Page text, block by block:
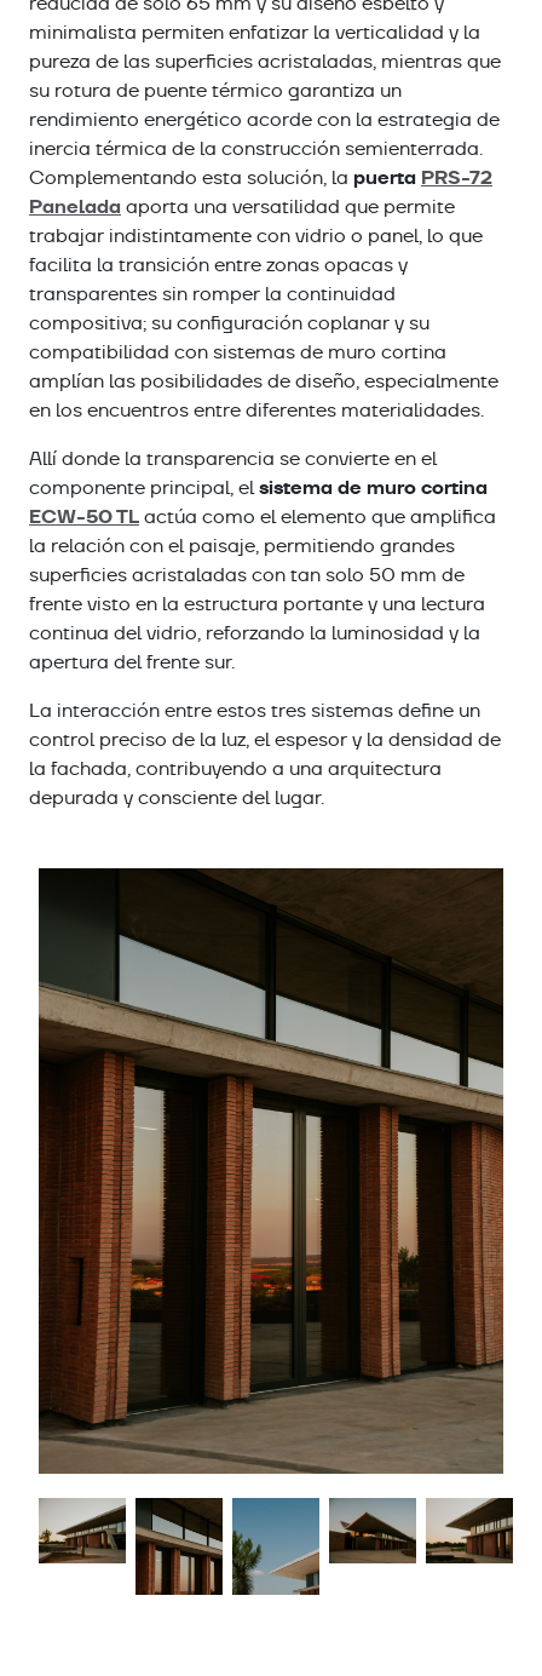
minimalista permiten enfatizar la verticalidad y la
pureza de las superficies acristaladas, mientras que
su rotura de puente térmico garantiza un
rendimiento energético acorde con la estrategia de
inercia térmica de la construcción semienterrada.
Complementando esta solución, la puerta PRS-72
Panelada aporta una versatilidad que permite
trabajar indistintamente con vidrio o panel, lo que
facilita la transición entre zonas opacas y
transparentes sin romper la continuidad
compositiva; su configuración coplanar y su
compatibilidad con sistemas de muro cortina
amplían las posibilidades de diseño, especialmente
en los encuentros entre diferentes materialidades.
Allí donde la transparencia se convierte en el
componente principal, elsistema de muro cortina
ECW-50 TLactúa como el elemento que amplifica
la relación con el paisaje, permitiendo grandes
superficies acristaladas con tan solo 50 mm de
frente visto en la estructura portante y una lectura
continua del vidrio, reforzando la luminosidad y la
apertura del frente sur.
La interacción entre estos tres sistemas define un
control preciso de la luz, el espesor y la densidad de
la fachada, contribuyendo a una arquitectura
depurada y consciente del lugar.